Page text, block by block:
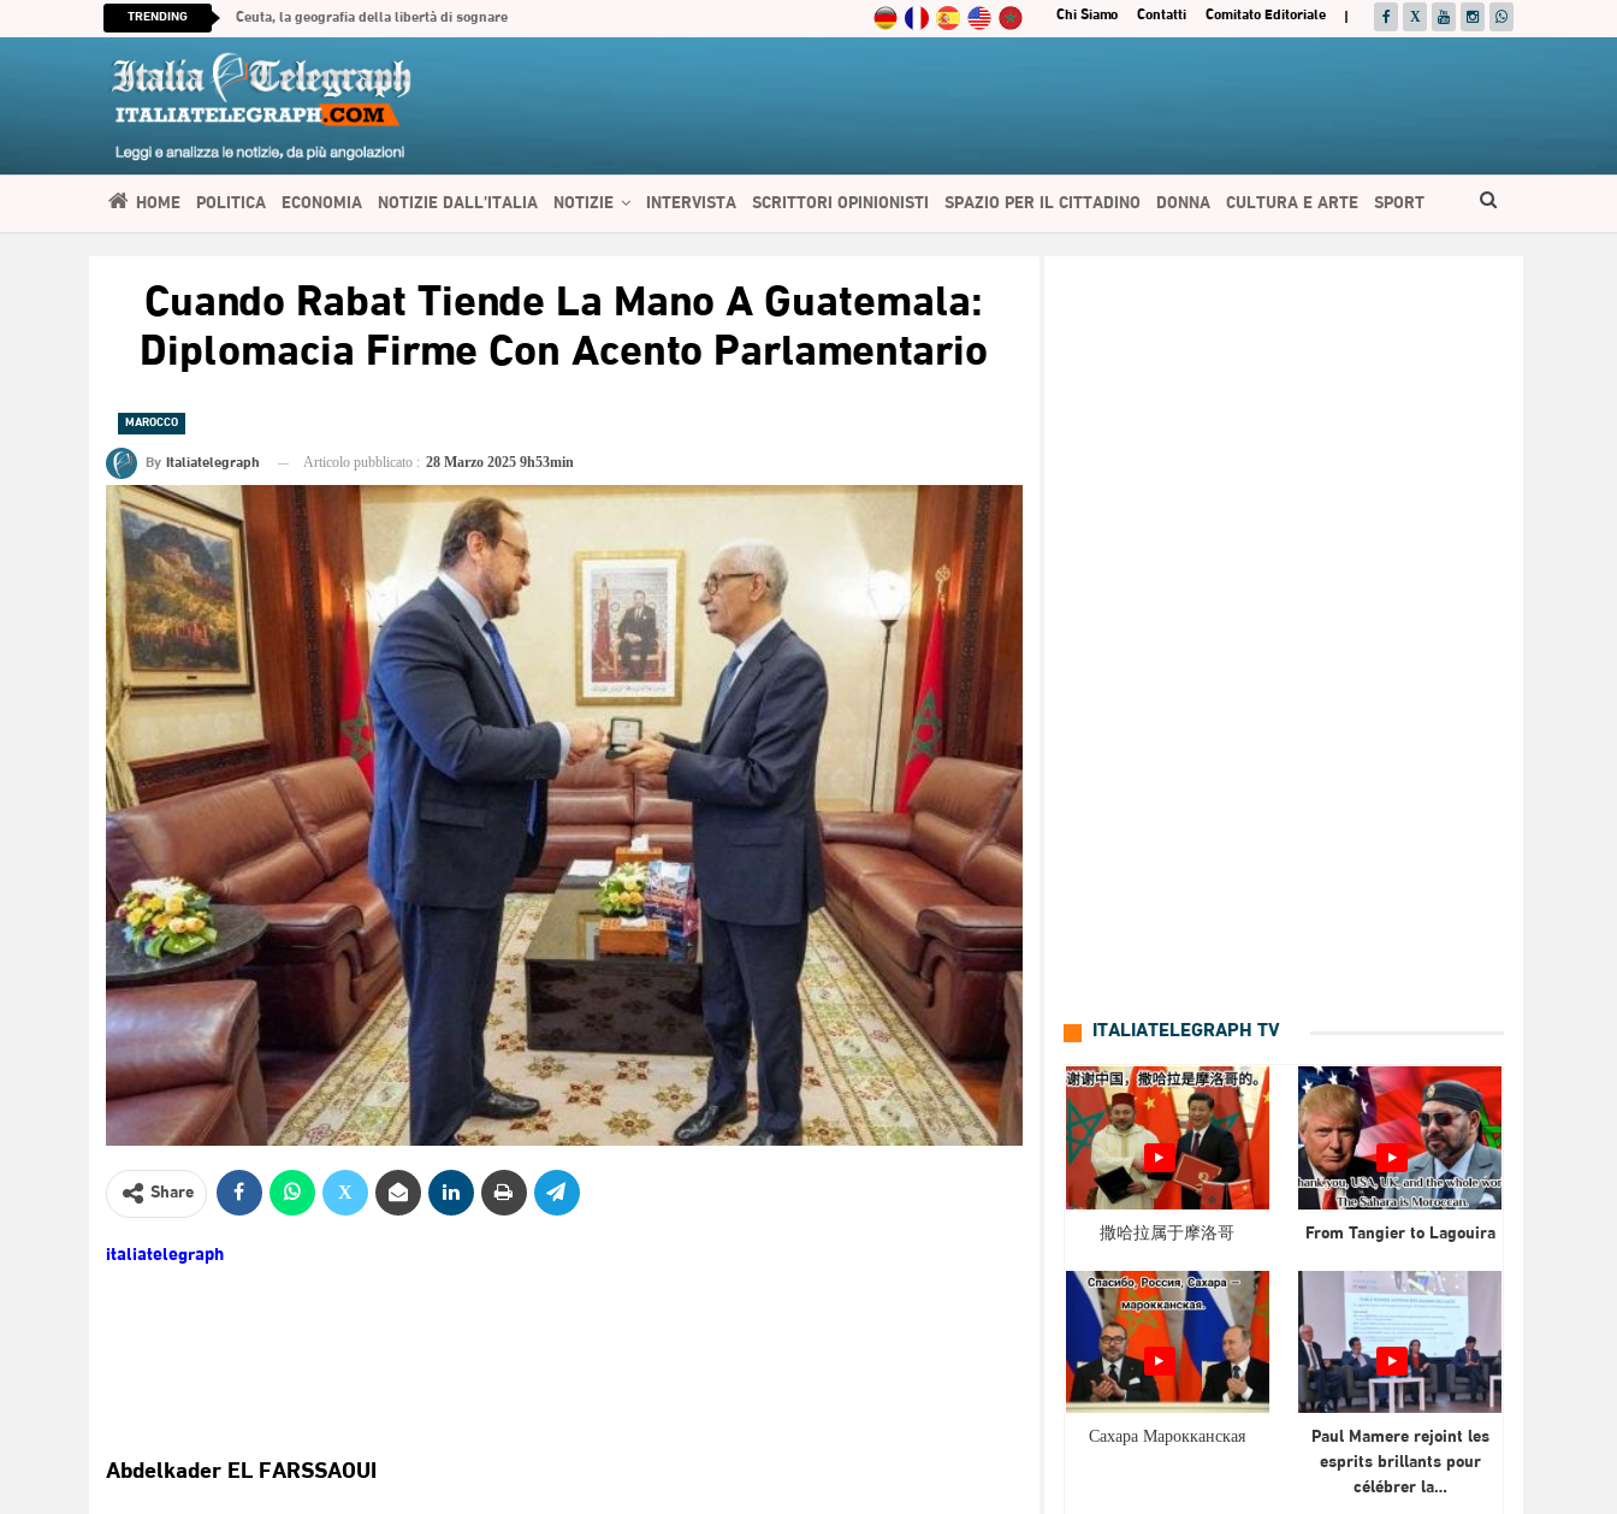
|
Comitato Editoriale
Contatti
Chi Siamo
TRENDING Ceuta, la geografia della libertà di sognare
HOME POLITICA ECONOMIA NOTIZIE DALL’ITALIA NOTIZIE INTERVISTA SCRITTORI OPINIONISTI SPAZIO PER IL CITTADINO DONNA CULTURA E ARTE SPORT
العربية
Cuando Rabat Tiende La Mano A Guatemala:
Diplomacia Firme Con Acento Parlamentario
MAROCCO
By Italiatelegraph Articolo pubblicato : 28 Marzo 2025 9h53min
Share
italiatelegraph
Abdelkader EL FARSSAOUI
ITALIATELEGRAPH TV
撒哈拉属于摩洛哥 From Tangier to Lagouira
Сахара Марокканская
Paul Mamere rejoint les
esprits brillants pour
célébrer la…